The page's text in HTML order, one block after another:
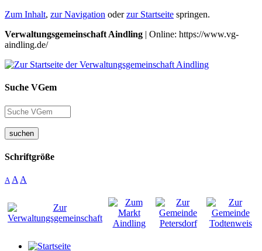
Zum Inhalt, zur Navigation oderzur Startseite springen.
Verwaltungsgemeinschaft Aindling | Online: https://www.vg-
aindling.de/
Suche VGem
suchen
Schriftgröße
A A A